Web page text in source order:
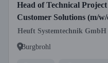
Head of Technical
Customer Solutions (m/
Heuft Systemtechnik GmbH
Burgbrohl